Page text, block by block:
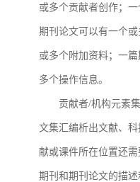
或多个贡献者创作；
期刊论文可以有一个
或多个附加资料；一
多个操作信息。
贡献者/机构元素
文集汇编析出文献、
献或课件所在位置还
期刊和期刊论文的描